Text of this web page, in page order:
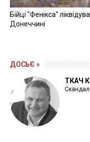
Бійці "Фенікса"
Донеччині
ДОСЬЄ »
ТКАЧ